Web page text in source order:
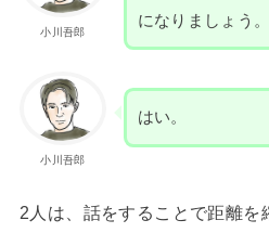
小川吾郎
になりましょう。
小川吾郎
はい。
2人は、話をすることで距離を